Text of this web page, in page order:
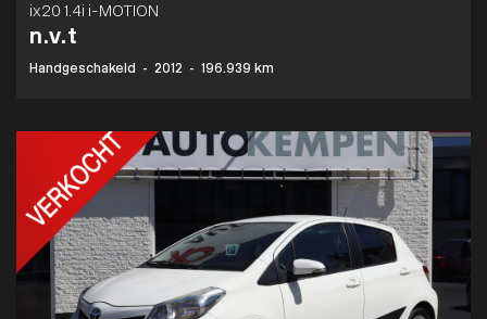
ix20 1.4i i-MOTION
n.v.t
Handgeschakeld - 2012 - 196.939 km